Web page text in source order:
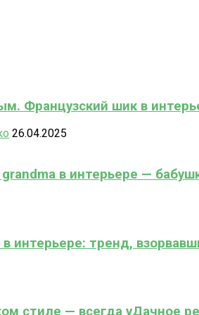
Французский шик в
26.04.2025
в интерьере —
интерьере: тренд,
стиле — всегда уДачное